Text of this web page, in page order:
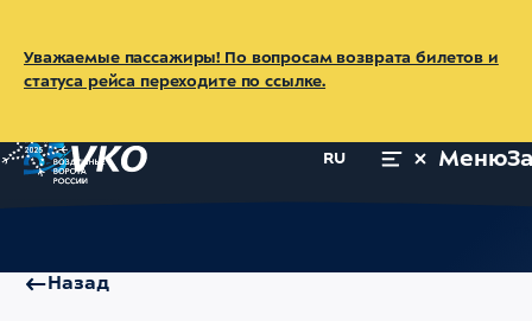
Уважаемые пассажиры! По вопросам возврата билетов и
статуса рейса переходите по ссылке.
RU Меню
Назад